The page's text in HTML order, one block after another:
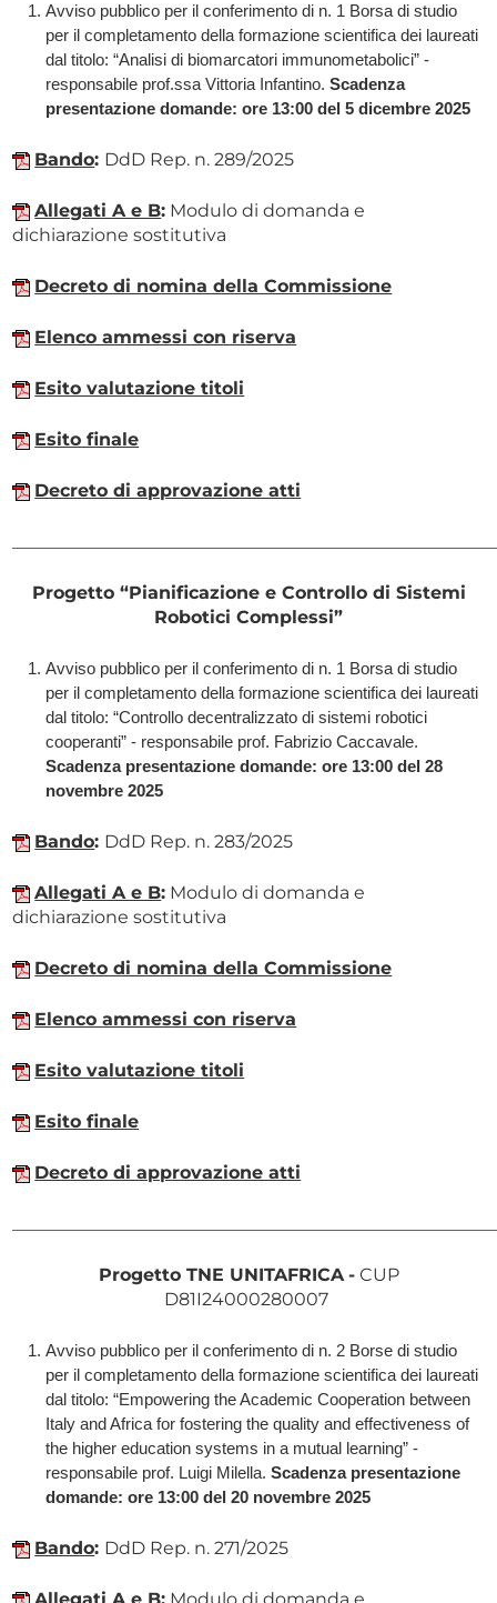
Avviso pubblico per il conferimento di n. 1 Borsa di studio
per il completamento della formazione scientifica dei laureati
dal titolo: “Analisi di biomarcatori immunometabolici” -
responsabile prof.ssa Vittoria Infantino.Scadenza
presentazione domande: ore 13:00 del 5 dicembre 2025
Bando: DdD Rep. n. 289/2025
Allegati A e B: Modulo di domanda e
dichiarazione sostitutiva
Decreto di nomina della Commissione
Elenco ammessi con riserva
Esito valutazione titoli
Esito finale
Decreto di approvazione atti
Progetto “Pianificazione e Controllo di Sistemi
Robotici Complessi”
Avviso pubblico per il conferimento di n. 1 Borsa di studio
per il completamento della formazione scientifica dei laureati
dal titolo: “Controllo decentralizzato di sistemi robotici
cooperanti” - responsabile prof. Fabrizio Caccavale. ​
Scadenza presentazione domande: ore 13:00 del 28
novembre 2025
Bando: DdD Rep. n. 283/2025
Allegati A e B: Modulo di domanda e
dichiarazione sostitutiva
Decreto di nomina della Commissione
Elenco ammessi con riserva
Esito valutazione titoli
Esito finale
Decreto di approvazione atti
Progetto TNE UNITAFRICA -CUP
D81I24000280007
Avviso pubblico per il conferimento di n. 2 Borse di studio
per il completamento della formazione scientifica dei laureati
dal titolo: “Empowering the Academic Cooperation between
Italy and Africa for fostering the quality and effectiveness of
the higher education systems in a mutual learning” -
responsabile prof. Luigi Milella.Scadenza presentazione
domande: ore 13:00 del 20 novembre 2025
Bando: DdD Rep. n. 271/2025